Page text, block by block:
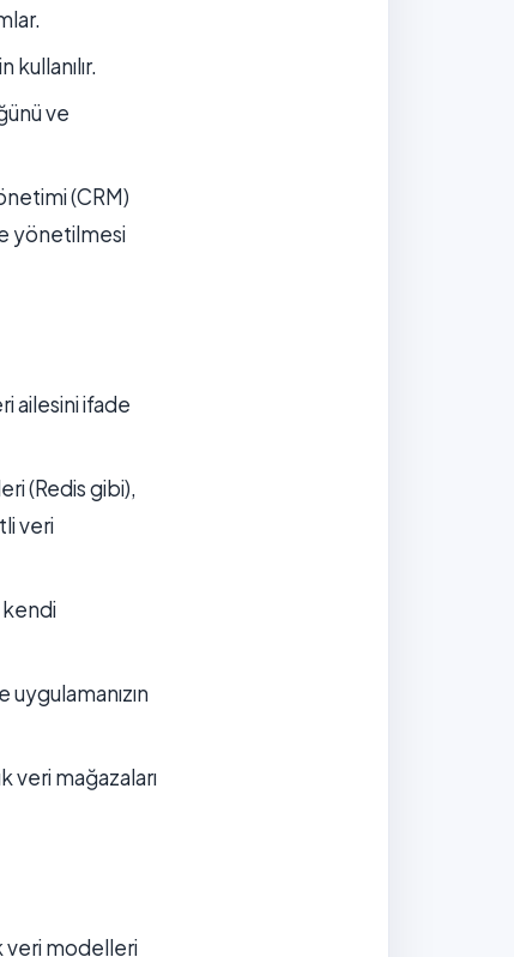
ve
(CRM)
yönetilmesi
ailesini ifade
(Redis gibi),
veri
kendi
uygulamanızın
veri mağazaları
veri modelleri